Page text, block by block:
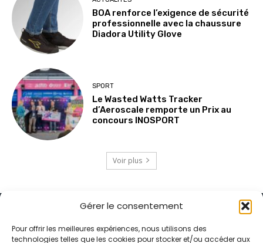
Gérer le consentement
Pour offrir les meilleures expériences, nous utilisons des
technologies telles que les cookies pour stocker et/ou accéder aux
BOA renforce l’exigence de sécurité
professionnelle avec la chaussure
Diadora Utility Glove
SPORT
Le Wasted Watts Tracker
d’Aeroscale remporte un Prix au
concours INOSPORT
Voir plus